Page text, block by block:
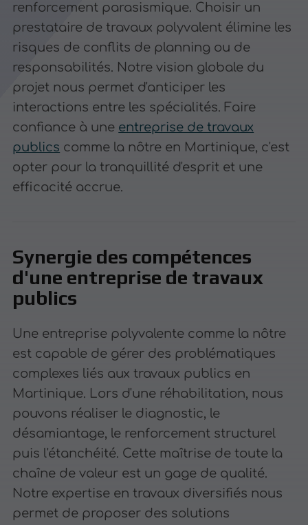
renforcement parasismique. Choisir un
prestataire de travaux polyvalent élimine les
risques de conflits de planning ou de
responsabilités. Notre vision globale du
projet nous permet d'anticiper les
interactions entre les spécialités. Faire
confiance à une entreprise de travaux
publics comme la nôtre en Martinique, c'est
opter pour la tranquillité d'esprit et une
efficacité accrue.
Synergie des compétences
d'une entreprise de travaux
publics
Une entreprise polyvalente comme la nôtre
est capable de gérer des problématiques
complexes liés aux travaux publics en
Martinique. Lors d'une réhabilitation, nous
pouvons réaliser le diagnostic, le
désamiantage, le renforcement structurel
puis l'étanchéité. Cette maîtrise de toute la
chaîne de valeur est un gage de qualité.
Notre expertise en travaux diversifiés nous
permet de proposer des solutions